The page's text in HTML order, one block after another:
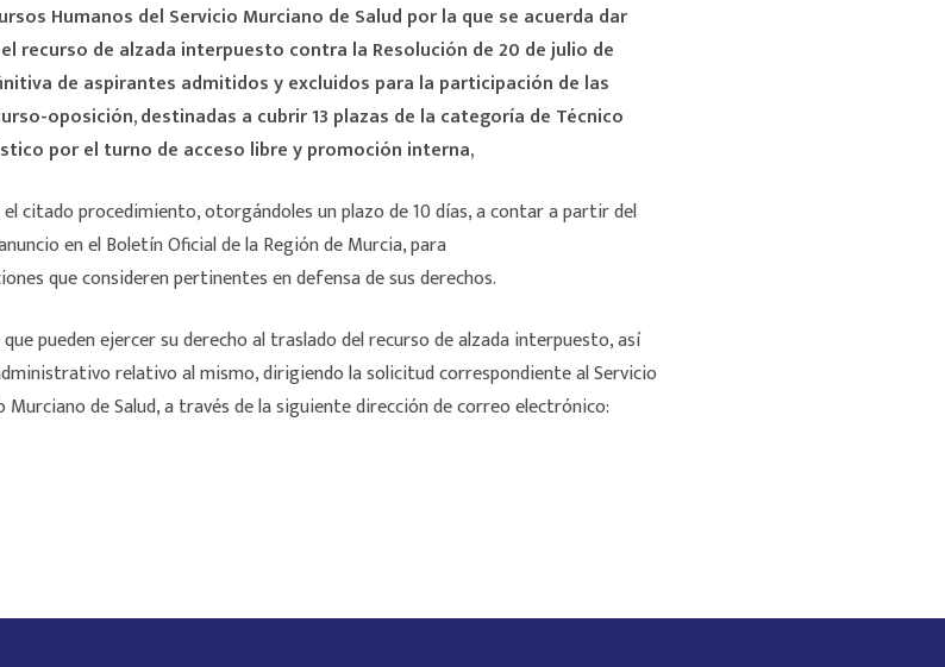
Humanos del Servicio Murciano de Salud por la que se acuerda dar
recurso de alzada interpuesto contra la Resolución de 20 dejulio de
de aspirantes admitidos y excluidos para la participación de las
oposición, destinadas a cubrir 13 plazas de la categoría de Técnico
por el turno de acceso libre y promoción interna,
citado procedimiento, otorgándoles un plazo de 10 días, a contar a partir del
en el Boletín Oficial de la Región de Murcia, para
que consideren pertinentes en defensa de sus derechos.
pueden ejercer su derecho al traslado del recurso de alzada interpuesto, así
relativo al mismo, dirigiendo la solicitud correspondiente al Servicio
Murciano de Salud, a través de la siguiente dirección de correo electrónico: